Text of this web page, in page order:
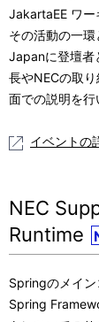
JakartaEE ワー
その活動の一
Japanに登壇者
長やNECの取
面での説明を行
イベントの
NEC
Runtime
Springのメイン
Spring